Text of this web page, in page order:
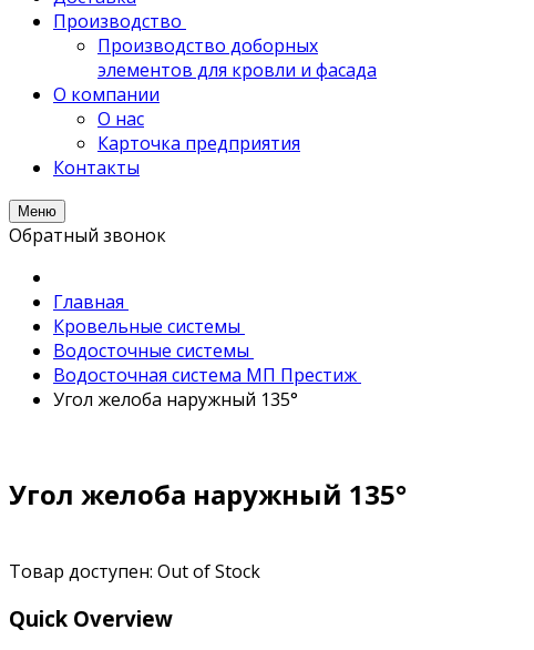
Производство
Производство доборных
элементов для кровли и фасада
О компании
О нас
Карточка предприятия
Контакты
Меню
Обратный звонок
Главная
Кровельные системы
Водосточные системы
Водосточная система МП Престиж
Угол желоба наружный 135°
Угол желоба наружный 135°
Товар доступен: Out of Stock
Quick Overview